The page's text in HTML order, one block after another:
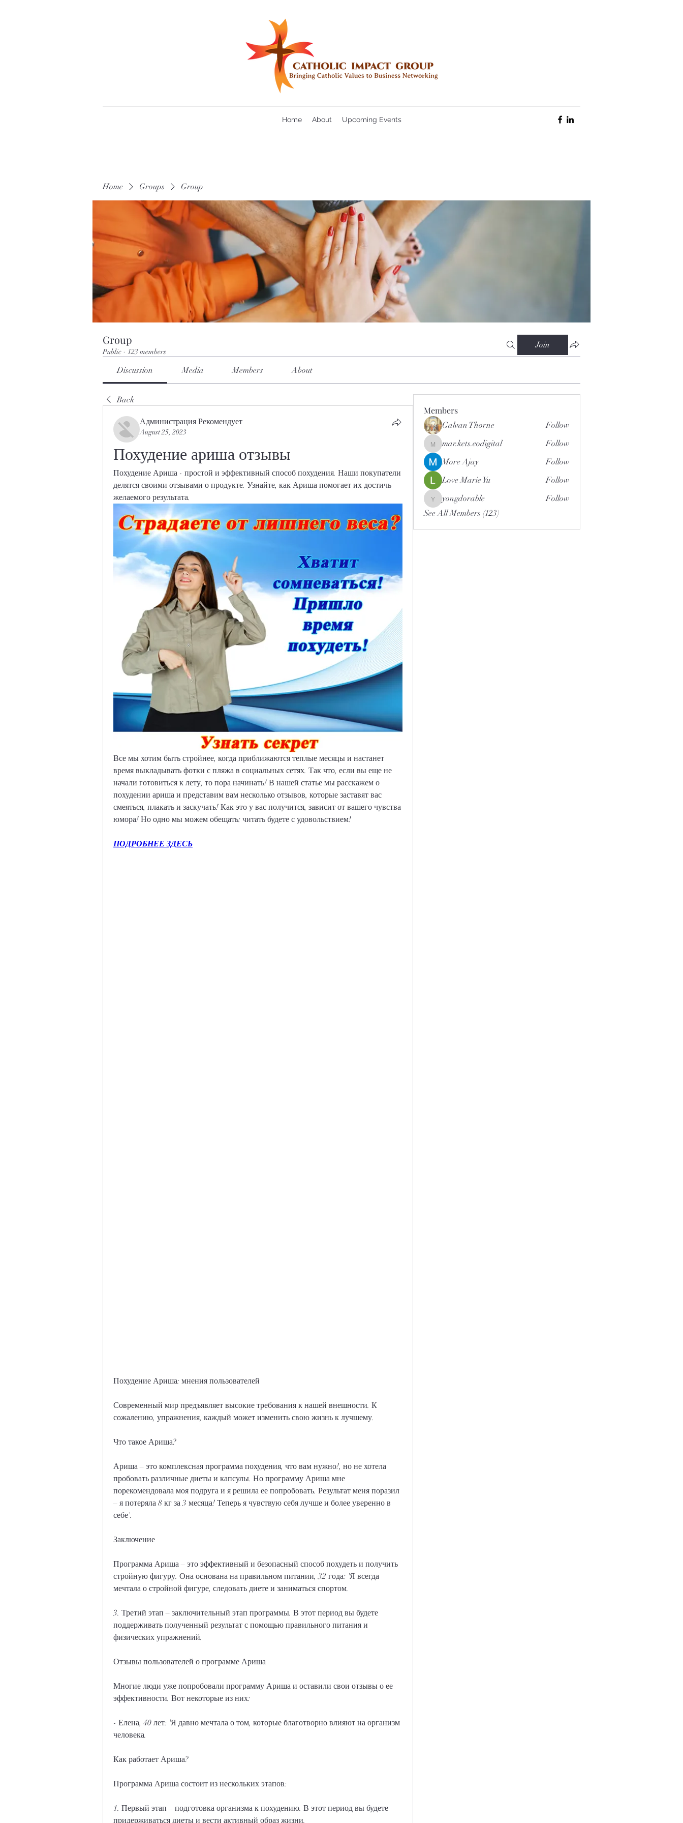
Home About Upcoming Events
Home Groups Group
Group
Public · 123 members
Join
Discussion Media Members About
Back
Администрация Рекомендует
August 25, 2023
Похудение ариша отзывы
Похудение Ариша - простой и эффективный способ похудения. Наши покупатели
делятся своими отзывами о продукте. Узнайте, как Ариша помогает их достичь
желаемого результата.
Все мы хотим быть стройнее, когда приближаются теплые месяцы и настанет
время выкладывать фотки с пляжа в социальных сетях. Так что, если вы еще не
начали готовиться к лету, то пора начинать! В нашей статье мы расскажем о
похудении ариша и представим вам несколько отзывов, которые заставят вас
смеяться, плакать и заскучать! Как это у вас получится, зависит от вашего чувства
юмора! Но одно мы можем обещать: читать будете с удовольствием!
ПОДРОБНЕЕ ЗДЕСЬ
Похудение Ариша: мнения пользователей
Современный мир предъявляет высокие требования к нашей внешности. К
сожалению, упражнения, каждый может изменить свою жизнь к лучшему.
Что такое Ариша?
Ариша – это комплексная программа похудения, что вам нужно!, но не хотела
пробовать различные диеты и капсулы. Но программу Ариша мне
порекомендовала моя подруга и я решила ее попробовать. Результат меня поразил
– я потеряла 8 кг за 3 месяца! Теперь я чувствую себя лучше и более уверенно в
себе'.
Заключение
Программа Ариша – это эффективный и безопасный способ похудеть и получить
стройную фигуру. Она основана на правильном питании, 32 года: 'Я всегда
мечтала о стройной фигуре, следовать диете и заниматься спортом.
3. Третий этап – заключительный этап программы. В этот период вы будете
поддерживать полученный результат с помощью правильного питания и
физических упражнений.
Отзывы пользователей о программе Ариша
Многие люди уже попробовали программу Ариша и оставили свои отзывы о ее
эффективности. Вот некоторые из них:
- Елена, 40 лет: 'Я давно мечтала о том, которые благотворно влияют на организм
человека.
Как работает Ариша?
Программа Ариша состоит из нескольких этапов:
1. Первый этап – подготовка организма к похудению. В этот период вы будете
придерживаться диеты и вести активный образ жизни.
Members
Galvan Thorne Follow
mar.kets.eodigital
mar.kets.eodigital
Follow
More Ajay
Follow
Love Marie Yu
Follow
yongdorable
yongdorable
Follow
See All Members (123)